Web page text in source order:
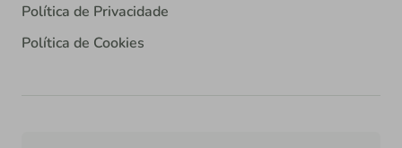
Política de Privacidade
Política de Cookies